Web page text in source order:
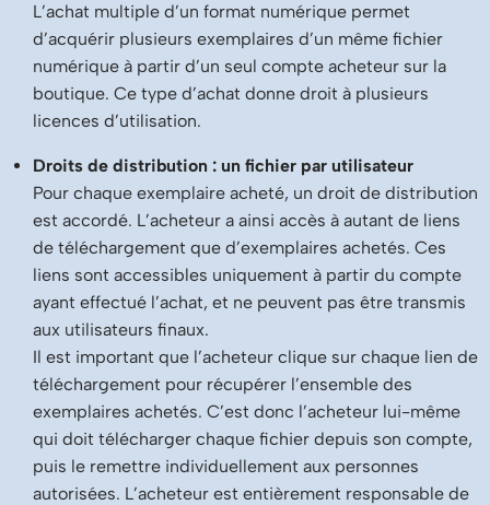
L’achat multiple d’un format numérique permet
d’acquérir plusieurs exemplaires d’un même fichier
numérique à partir d’un seul compte acheteur sur la
boutique. Ce type d’achat donne droit à plusieurs
licences d’utilisation.
Droits de distribution : un fichier par utilisateur
Pour chaque exemplaire acheté, un droit de distribution
est accordé. L’acheteur a ainsi accès à autant de liens
de téléchargement que d’exemplaires achetés. Ces
liens sont accessibles uniquement à partir du compte
ayant effectué l’achat, et ne peuvent pas être transmis
aux utilisateurs finaux.
Il est important que l’acheteur clique sur chaque lien de
téléchargement pour récupérer l’ensemble des
exemplaires achetés. C’est donc l’acheteur lui-même
qui doit télécharger chaque fichier depuis son compte,
puis le remettre individuellement aux personnes
autorisées. L’acheteur est entièrement responsable de